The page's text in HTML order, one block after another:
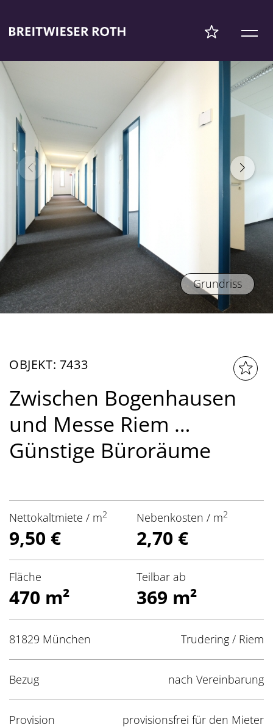
Grundriss
OBJEKT: 7433
Zwischen Bogenhausen
und Messe Riem …
Günstige Büroräume
Nettokaltmiete / m2
9,50 €
Nebenkosten / m2
2,70 €
Fläche
470 m²
Teilbar ab
369 m²
81829 München Trudering / Riem
Bezug nach Vereinbarung
Provision provisionsfrei für den Mieter